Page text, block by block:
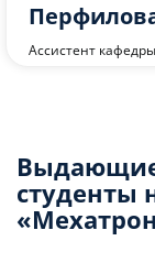
Чернусь
Доцент кафедры Н1
студенты